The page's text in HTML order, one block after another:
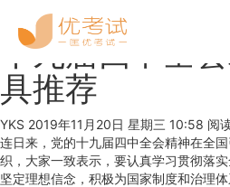
十九届四中全
具推荐
YKS 2019年11月20日 星期三 10:58 阅
连日来，党的十九届四中全会精神在全
织，大家一致表示，要认真学习贯彻落
坚定理想信念，积极为国家制度和治理